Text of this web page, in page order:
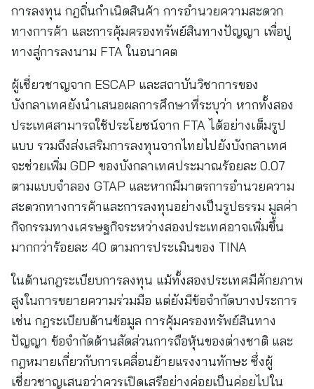
การลงทุน กฎถิ่นกำเนิดสินค้า การอำนวยความสะดวก
ทางการค้า และการคุ้มครองทรัพย์สินทางปัญญา เพื่อปู
ทางสู่การลงนาม FTA ในอนาคต
ผู้เชี่ยวชาญจาก ESCAP และสถาบันวิชาการของ
บังกลาเทศยังนำเสนอผลการศึกษาที่ระบุว่า หากทั้งสอง
ประเทศสามารถใช้ประโยชน์จาก FTA ได้อย่างเต็มรูป
แบบ รวมถึงส่งเสริมการลงทุนจากไทยไปยังบังกลาเทศ
จะช่วยเพิ่ม GDP ของบังกลาเทศประมาณร้อยละ 0.07
ตามแบบจำลอง GTAP และหากมีมาตรการอำนวยความ
สะดวกทางการค้าและการลงทุนอย่างเป็นรูปธรรม มูลค่า
กิจกรรมทางเศรษฐกิจระหว่างสองประเทศอาจเพิ่มขึ้น
มากกว่าร้อยละ 40 ตามการประเมินของ TINA
ในด้านกฎระเบียบการลงทุน แม้ทั้งสองประเทศมีศักยภาพ
สูงในการขยายความร่วมมือ แต่ยังมีข้อจำกัดบางประการ
เช่น กฎระเบียบด้านข้อมูล การคุ้มครองทรัพย์สินทาง
ปัญญา ข้อจำกัดด้านสัดส่วนการถือหุ้นของต่างชาติ และ
กฎหมายเกี่ยวกับการเคลื่อนย้ายแรงงานทักษะ ซึ่งผู้
เชี่ยวชาญเสนอว่าควรเปิดเสรีอย่างค่อยเป็นค่อยไปใน